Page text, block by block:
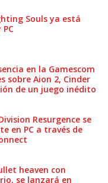
Souls ya está
en la Gamescom
sobre Aion 2, Cinder
de un juego inédito
Resurgence se
en PC a través de
heaven con
se lanzará en